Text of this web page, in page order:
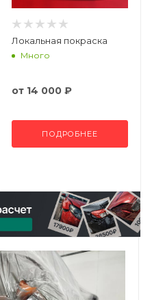
Локальная покраска
Много
от 14 000 ₽
ПОДРОБНЕЕ